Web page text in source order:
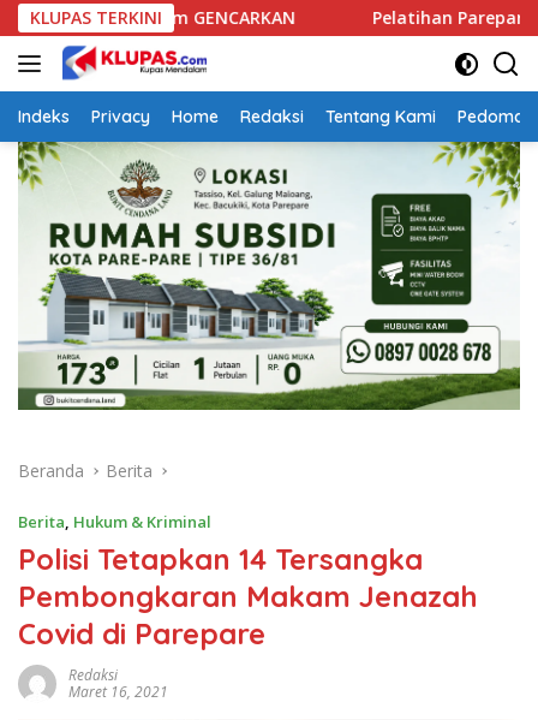
Langsung
ke
konten
KLUPAS TERKINI
GENCARKAN Pelatihan Parepare Keren Tahap II
Indeks Privacy Home Redaksi Tentang Kami
Beranda Berita
Berita, Hukum & Kriminal
Polisi Tetapkan 14 Tersangka
Pembongkaran Makam Jenazah
Covid di Parepare
Redaksi
Maret 16, 2021